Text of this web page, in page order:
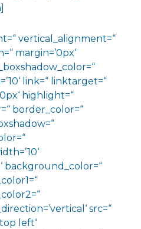
vertical_alignment=“
margin=’0px‘
link=“ linktarget=“
highlight=“
border_color=“
background_color=“
src=“
left‘